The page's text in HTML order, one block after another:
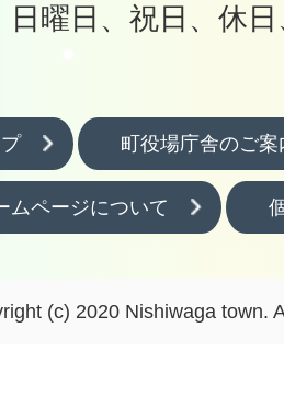
日曜日、祝日、休
町役場庁舎のご案
ムページについて
(c) 2020 Nishiwaga town.